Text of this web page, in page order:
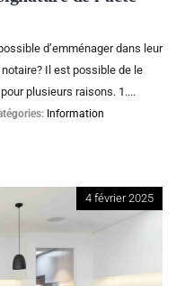
d’emménager dans leur
Il est possible de le
plusieurs raisons. 1....
Information
4 février 2025